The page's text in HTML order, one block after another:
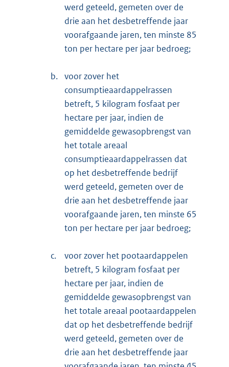
werd geteeld, gemeten over de
drie aan het desbetreffende jaar
voorafgaande jaren, ten minste 85
ton per hectare per jaar bedroeg;
b. voor zover het
consumptieaardappelrassen
betreft, 5 kilogram fosfaat per
hectare per jaar, indien de
gemiddelde gewasopbrengst van
het totale areaal
consumptieaardappelrassen dat
op het desbetreffende bedrijf
werd geteeld, gemeten over de
drie aan het desbetreffende jaar
voorafgaande jaren, ten minste 65
ton per hectare per jaar bedroeg;
c.
voor zover het pootaardappelen
betreft, 5 kilogram fosfaat per
hectare per jaar, indien de
gemiddelde gewasopbrengst van
het totale areaal pootaardappelen
dat op het desbetreffende bedrijf
werd geteeld, gemeten over de
drie aan het desbetreffende jaar